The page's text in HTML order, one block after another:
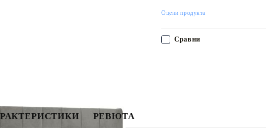
Оцени продукта
Сравни
РЕВЮТА